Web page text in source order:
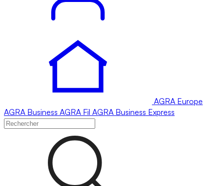
AGRA Europe
AGRA Business AGRA Fil AGRA Business Express